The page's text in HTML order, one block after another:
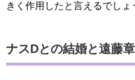
きく作用したと言えるでしょ
ナスDとの結婚と遠藤